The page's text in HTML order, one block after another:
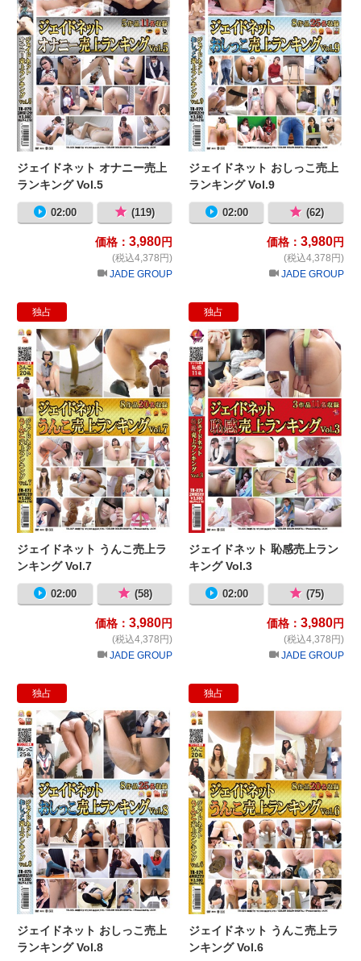
ジェイドネット オナニー売上
ランキング Vol.5
02:00 (119)
価格： 3,980円
(税込4,378円)
JADE GROUP
ジェイドネット おしっこ売上
ランキング Vol.9
02:00 (62)
価格： 3,980円
(税込4,378円)
JADE GROUP
独占
ジェイドネット うんこ売上ランキン
ジェイドネット うんこ売上ラ
ンキング Vol.7
02:00 (58)
価格： 3,980円
(税込4,378円)
JADE GROUP
独占
ジェイドネット 恥感売上ラン
キング Vol.3
02:00 (75)
価格： 3,980円
(税込4,378円)
JADE GROUP
独占
ジェイドネット おしっこ売上ランキ
ジェイドネット おしっこ売上
ランキング Vol.8
独占
ジェイドネット うんこ売上ラ
ンキング Vol.6